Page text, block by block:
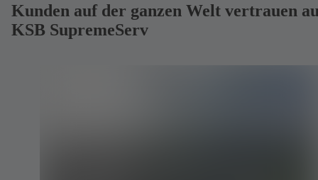
Kunden auf der ganzen Welt vertrauen
KSB SupremeServ